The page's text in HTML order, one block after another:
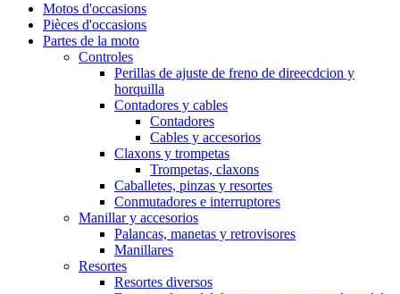
Motos d'occasions
Pièces d'occasions
Partes de la moto
Controles
Perillas de ajuste de freno de direecdcion y
horquilla
Contadores y cables
Contadores
Cables y accesorios
Claxons y trompetas
Trompetas, claxons
Caballetes, pinzas y resortes
Conmutadores e interruptores
Manillar y accesorios
Palancas, manetas y retrovisores
Manillares
Resortes
Resortes diversos